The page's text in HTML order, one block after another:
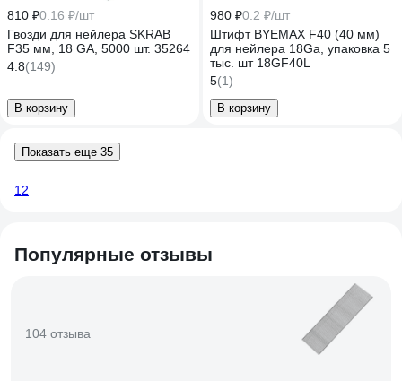
810 ₽0.16 ₽/шт
Гвозди для нейлера SKRAB
F35 мм, 18 GA, 5000 шт. 35264
4.8(149)
В корзину
980 ₽0.2 ₽/шт
Штифт BYEMAX F40 (40 мм)
для нейлера 18Ga, упаковка 5
тыс. шт 18GF40L
5(1)
В корзину
Показать еще 35
1 2
Популярные отзывы
104 отзыва